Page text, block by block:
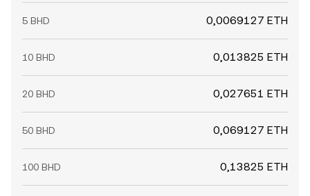
5 BHD 0,0069127 ETH
10 BHD 0,013825 ETH
20 BHD 0,027651 ETH
50 BHD 0,069127 ETH
100 BHD 0,13825 ETH